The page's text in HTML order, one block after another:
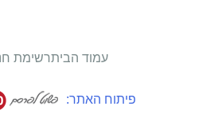
עמוד הביתרשימת
פיתוח האתר: